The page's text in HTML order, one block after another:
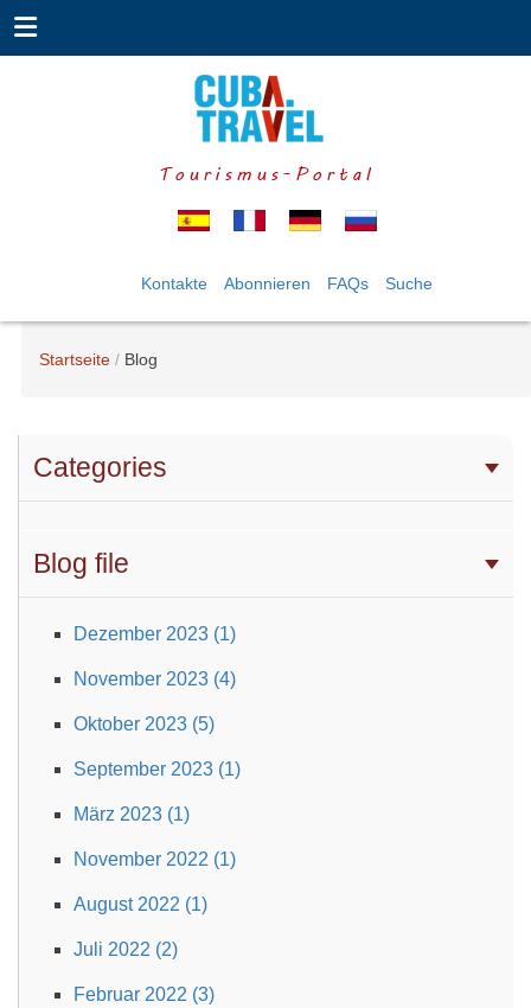
Tourismus-Portal
Kontakte Abonnieren FAQs Suche
Startseite Blog
Categories
Blog file
Dezember 2023 (1)
November 2023 (4)
Oktober 2023 (5)
September 2023 (1)
März 2023 (1)
November 2022 (1)
August 2022 (1)
Juli 2022 (2)
Februar 2022 (3)